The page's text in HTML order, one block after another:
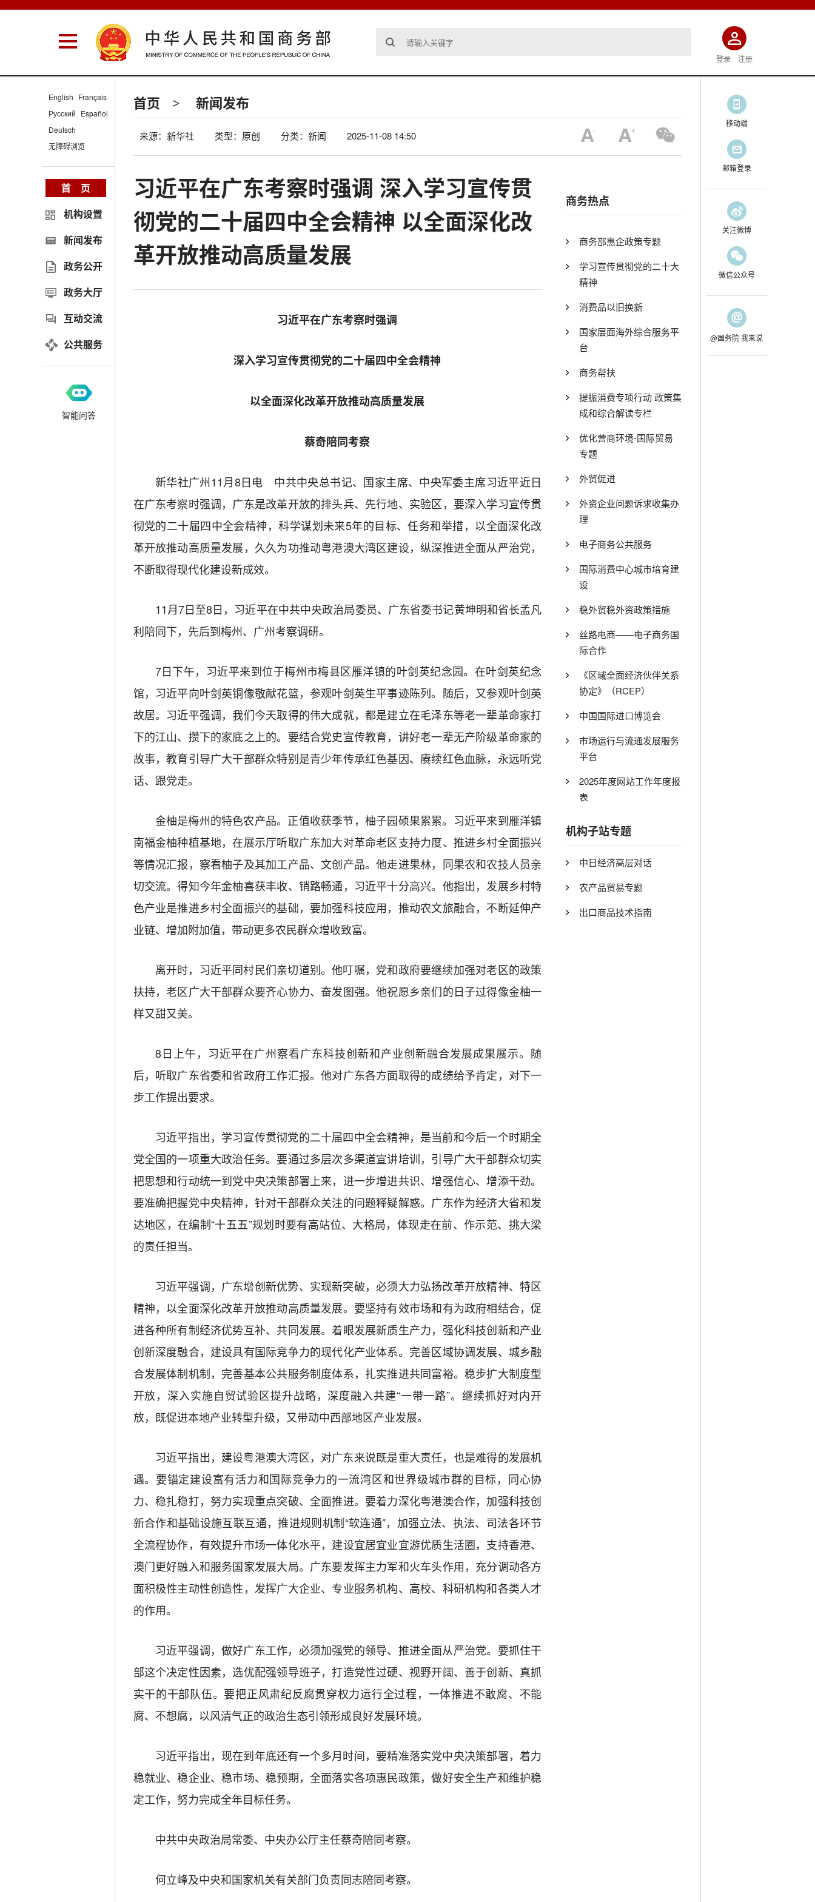
登录 注册
首页 > 新闻发布
来源：新华社 类型：原创 分类：新闻 2025-11-08 14:50
习近平在广东考察时强调 深入学习宣传贯
彻党的二十届四中全会精神 以全面深化改
革开放推动高质量发展
习近平在广东考察时强调
深入学习宣传贯彻党的二十届四中全会精神
以全面深化改革开放推动高质量发展
蔡奇陪同考察
新华社广州11月8日电 中共中央总书记、国家主席、中央军委主席习近平近日
在广东考察时强调，广东是改革开放的排头兵、先行地、实验区，要深入学习宣传贯
彻党的二十届四中全会精神，科学谋划未来5年的目标、任务和举措，以全面深化改
革开放推动高质量发展，久久为功推动粤港澳大湾区建设，纵深推进全面从严治党，
不断取得现代化建设新成效。
11月7日至8日，习近平在中共中央政治局委员、广东省委书记黄坤明和省长孟凡
利陪同下，先后到梅州、广州考察调研。
7日下午，习近平来到位于梅州市梅县区雁洋镇的叶剑英纪念园。在叶剑英纪念
馆，习近平向叶剑英铜像敬献花篮，参观叶剑英生平事迹陈列。随后，又参观叶剑英
故居。习近平强调，我们今天取得的伟大成就，都是建立在毛泽东等老一辈革命家打
下的江山、攒下的家底之上的。要结合党史宣传教育，讲好老一辈无产阶级革命家的
故事，教育引导广大干部群众特别是青少年传承红色基因、赓续红色血脉，永远听党
话、跟党走。
金柚是梅州的特色农产品。正值收获季节，柚子园硕果累累。习近平来到雁洋镇
南福金柚种植基地，在展示厅听取广东加大对革命老区支持力度、推进乡村全面振兴
等情况汇报，察看柚子及其加工产品、文创产品。他走进果林，同果农和农技人员亲
切交流。得知今年金柚喜获丰收、销路畅通，习近平十分高兴。他指出，发展乡村特
色产业是推进乡村全面振兴的基础，要加强科技应用，推动农文旅融合，不断延伸产
业链、增加附加值，带动更多农民群众增收致富。
离开时，习近平同村民们亲切道别。他叮嘱，党和政府要继续加强对老区的政策
扶持，老区广大干部群众要齐心协力、奋发图强。他祝愿乡亲们的日子过得像金柚一
样又甜又美。
8日上午，习近平在广州察看广东科技创新和产业创新融合发展成果展示。随
后，听取广东省委和省政府工作汇报。他对广东各方面取得的成绩给予肯定，对下一
步工作提出要求。
习近平指出，学习宣传贯彻党的二十届四中全会精神，是当前和今后一个时期全
党全国的一项重大政治任务。要通过多层次多渠道宣讲培训，引导广大干部群众切实
把思想和行动统一到党中央决策部署上来，进一步增进共识、增强信心、增添干劲。
要准确把握党中央精神，针对干部群众关注的问题释疑解惑。广东作为经济大省和发
达地区，在编制“十五五”规划时要有高站位、大格局，体现走在前、作示范、挑大梁
的责任担当。
习近平强调，广东增创新优势、实现新突破，必须大力弘扬改革开放精神、特区
精神，以全面深化改革开放推动高质量发展。要坚持有效市场和有为政府相结合，促
进各种所有制经济优势互补、共同发展。着眼发展新质生产力，强化科技创新和产业
创新深度融合，建设具有国际竞争力的现代化产业体系。完善区域协调发展、城乡融
合发展体制机制，完善基本公共服务制度体系，扎实推进共同富裕。稳步扩大制度型
开放，深入实施自贸试验区提升战略，深度融入共建“一带一路”。继续抓好对内开
放，既促进本地产业转型升级，又带动中西部地区产业发展。
习近平指出，建设粤港澳大湾区，对广东来说既是重大责任，也是难得的发展机
遇。要锚定建设富有活力和国际竞争力的一流湾区和世界级城市群的目标，同心协
力、稳扎稳打，努力实现重点突破、全面推进。要着力深化粤港澳合作，加强科技创
新合作和基础设施互联互通，推进规则机制“软连通”，加强立法、执法、司法各环节
全流程协作，有效提升市场一体化水平，建设宜居宜业宜游优质生活圈，支持香港、
澳门更好融入和服务国家发展大局。广东要发挥主力军和火车头作用，充分调动各方
面积极性主动性创造性，发挥广大企业、专业服务机构、高校、科研机构和各类人才
的作用。
习近平强调，做好广东工作，必须加强党的领导、推进全面从严治党。要抓住干
部这个决定性因素，选优配强领导班子，打造党性过硬、视野开阔、善于创新、真抓
实干的干部队伍。要把正风肃纪反腐贯穿权力运行全过程，一体推进不敢腐、不能
腐、不想腐，以风清气正的政治生态引领形成良好发展环境。
习近平指出，现在到年底还有一个多月时间，要精准落实党中央决策部署，着力
稳就业、稳企业、稳市场、稳预期，全面落实各项惠民政策，做好安全生产和维护稳
定工作，努力完成全年目标任务。
中共中央政治局常委、中央办公厅主任蔡奇陪同考察。
何立峰及中央和国家机关有关部门负责同志陪同考察。
商务热点
商务部惠企政策专题
学习宣传贯彻党的二十大
精神
消费品以旧换新
国家层面海外综合服务平
台
商务帮扶
提振消费专项行动 政策集
成和综合解读专栏
优化营商环境-国际贸易
专题
外贸促进
外资企业问题诉求收集办
理
电子商务公共服务
国际消费中心城市培育建
设
稳外贸稳外资政策措施
丝路电商——电子商务国
际合作
《区域全面经济伙伴关系
协定》（RCEP）
中国国际进口博览会
市场运行与流通发展服务
平台
2025年度网站工作年度报
表
机构子站专题
中日经济高层对话
农产品贸易专题
出口商品技术指南
English Français
Русский Español
Deutsch
无障碍浏览
首 页
机构设置
新闻发布
政务公开
政务大厅
互动交流
公共服务
智能问答
移动端
邮箱登录
关注微博
微信公众号
@国务院 我来说